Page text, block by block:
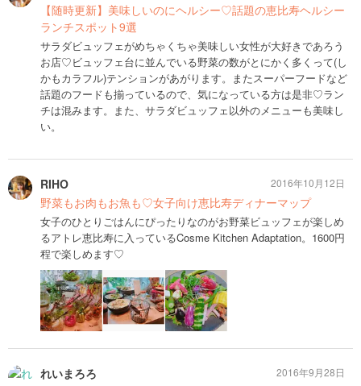
【随時更新】美味しいのにヘルシー♡話題の恵比寿ヘルシー
ランチスポット9選
サラダビュッフェがめちゃくちゃ美味しい女性が大好きであろう
お店♡ビュッフェ台に並んでいる野菜の数がとにかく多くって(し
かもカラフル)テンションがあがります。またスーパーフードなど
話題のフードも揃っているので、気になっている方は是非♡ラン
チは混みます。また、サラダビュッフェ以外のメニューも美味し
い。
RIHO
野菜もお肉もお魚も♡女子向け恵比寿ディナーマップ
女子のひとりごはんにぴったりなのがお野菜ビュッフェが楽しめ
るアトレ恵比寿に入っているCosme Kitchen Adaptation。1600円
程で楽しめます♡
2016年10月12日
れいまろろ
2016年9月28日